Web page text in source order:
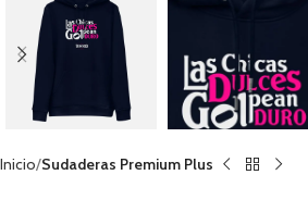
Inicio Sudaderas Premium Plus